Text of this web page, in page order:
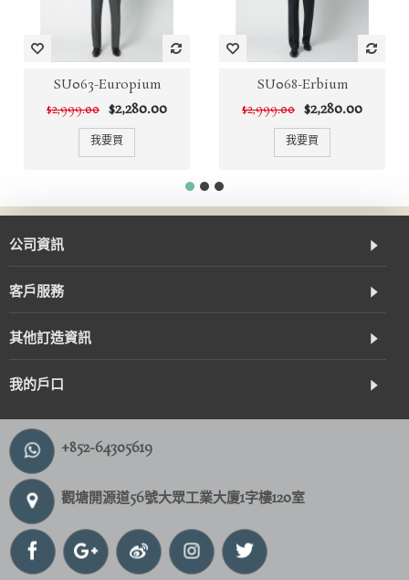
SU063-Europium
$2,999.00 $2,280.00
我要買
SU068-Erbium
$2,999.00 $2,280.00
我要買
公司資訊
客戶服務
其他訂造資訊
我的戶口
+852-64305619
觀塘開源道56號大眾工業大廈1字樓120室